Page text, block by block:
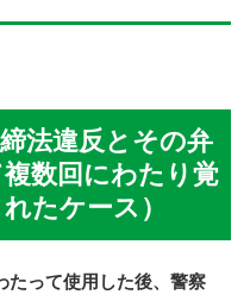
法違反とその弁
数回にわたり覚
たケース）
たって使用した後、警察